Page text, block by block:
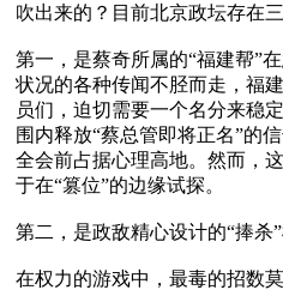
吹出来的？目前北京政坛存在
第一，是蔡奇所属的“福建帮”
状况的各种传闻不胫而走，福
员们，迫切需要一个名分来稳
围内释放“蔡总管即将正名”的
全会前占据心理高地。然而，
于在“篡位”的边缘试探。
第二，是政敌精心设计的“捧杀”
在权力的游戏中，最毒的招数